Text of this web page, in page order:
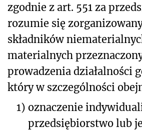
zgodnie z art. 551 za
rozumie się
składników
materialnych
prowadzenia działalności
który w szczególności
1) oznaczenie
przedsiębiorstwo lub